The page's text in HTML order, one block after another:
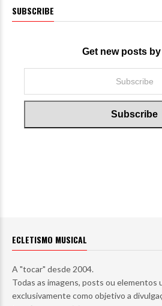
SUBSCRIBE
Get new posts by
ECLETISMO MUSICAL
A "tocar" desde 2004.
Todas as imagens, posts ou elementos
exclusivamente como objetivo a